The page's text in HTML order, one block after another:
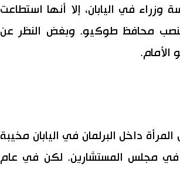
في اليابان، إلا أنها استطاعت
محافظ طوكيو. وبغض النظر عن
الأمام.
داخل البرلمان في اليابان مخيبة
تقدر بـ٩.٤٪ في مجلس النواب و١٨.٢٪ في مجلس المستشارين. لكن في عام